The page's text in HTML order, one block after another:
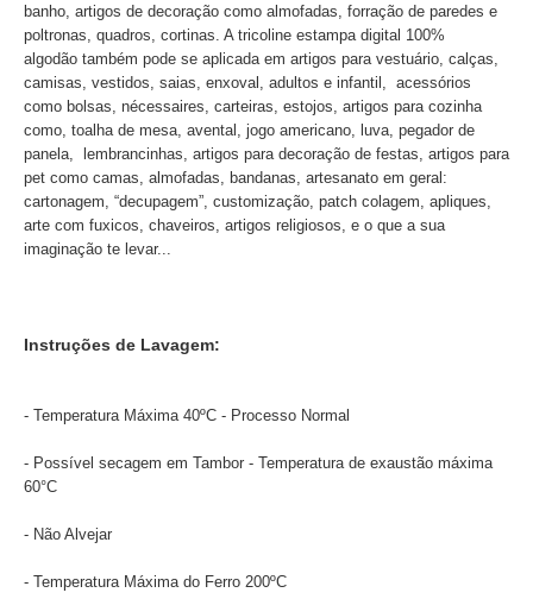
banho, artigos de decoração como almofadas, forração de paredes e
poltronas, quadros, cortinas. A tricoline estampa digital 100%
algodão também pode se aplicada em artigos para vestuário, calças,
camisas, vestidos, saias, enxoval, adultos e infantil, acessórios
como bolsas, nécessaires, carteiras, estojos, artigos para cozinha
como, toalha de mesa, avental, jogo americano, luva, pegador de
panela, lembrancinhas, artigos para decoração de festas, artigos para
pet como camas, almofadas, bandanas, artesanato em geral:
cartonagem, “decupagem”, customização, patch colagem, apliques,
arte com fuxicos, chaveiros, artigos religiosos, e o que a sua
imaginação te levar...
Instruções de Lavagem:
- Temperatura Máxima 40ºC - Processo Normal
- Possível secagem em Tambor - Temperatura de exaustão máxima
60°C
- Não Alvejar
- Temperatura Máxima do Ferro 200ºC